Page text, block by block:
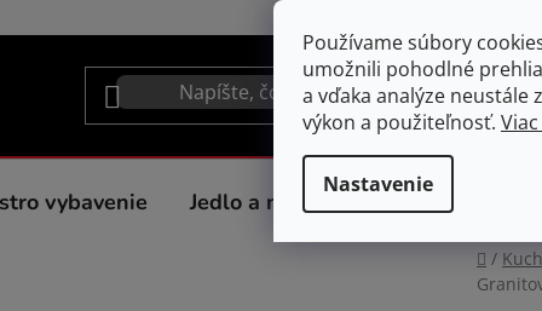
Používame súbory
umožnili pohodlné
a vďaka analýze neustále
výkon a použiteľnosť.
Nastavenie
vybavenie Jedlo a nápoje Spotrebiče do
Domov
/